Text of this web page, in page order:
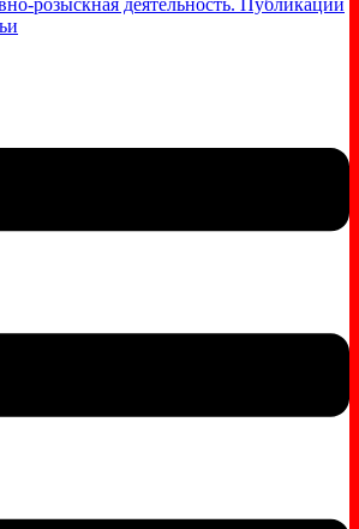
розыскная деятельность. Публикации